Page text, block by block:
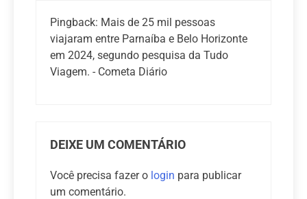
Pingback: Mais de 25 mil pessoas
viajaram entre Parnaíba e Belo Horizonte
em 2024, segundo pesquisa da Tudo
Viagem. - Cometa Diário
DEIXE UM COMENTÁRIO
Você precisa fazer o login para publicar
um comentário.